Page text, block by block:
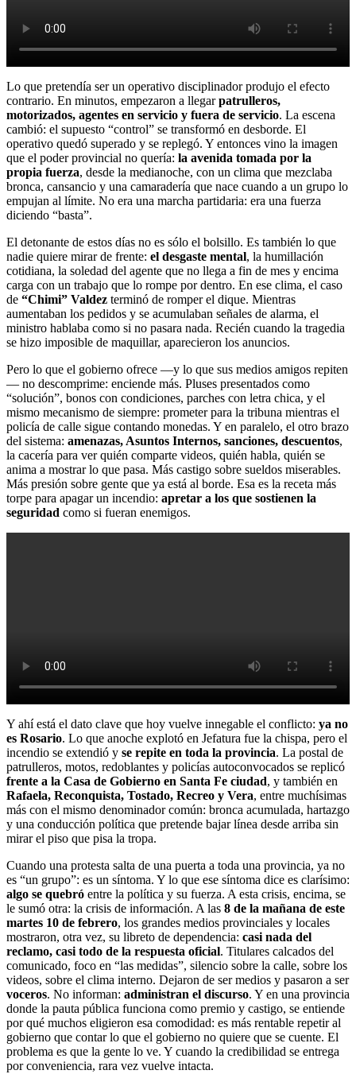
Lo que pretendía ser un operativo disciplinador produjo el efecto
contrario. En minutos, empezaron a llegarpatrulleros,
motorizados, agentes en servicio y fuera de servicio. La escena
cambió: el supuesto “control” se transformó en desborde. El
operativo quedó superado y se replegó. Y entonces vino la imagen
que el poder provincial no quería: la avenida tomada por la
propia fuerza, desde la medianoche, con un clima que mezclaba
bronca, cansancio y una camaradería que nace cuando a un grupo lo
empujan al límite. No era una marcha partidaria: era una fuerza
diciendo “basta”.
El detonante de estos días no es sólo el bolsillo. Es también lo que
nadie quiere mirar de frente: el desgaste mental, la humillación
cotidiana, la soledad del agente que no llega a fin de mes y encima
carga con un trabajo que lo rompe por dentro. En ese clima, el caso
de “Chimi” Valdez terminó de romper el dique. Mientras
aumentaban los pedidos y se acumulaban señales de alarma, el
ministro hablaba como si no pasara nada. Recién cuando la tragedia
se hizo imposible de maquillar, aparecieron los anuncios.
Pero lo que el gobierno ofrece —y lo que sus medios amigos repiten
— no descomprime: enciende más. Pluses presentados como
“solución”, bonos con condiciones, parches con letra chica, y el
mismo mecanismo de siempre: prometer para la tribuna mientras el
policía de calle sigue contando monedas. Y en paralelo, el otro brazo
del sistema: amenazas, Asuntos Internos, sanciones, descuentos,
la cacería para ver quién comparte videos, quién habla, quién se
anima a mostrar lo que pasa. Más castigo sobre sueldos miserables.
Más presión sobre gente que ya está al borde. Esa es la receta más
torpe para apagar un incendio: apretar a los que sostienen la
seguridad como si fueran enemigos.
Y ahí está el dato clave que hoy vuelve innegable el conflicto: ya no
es Rosario. Lo que anoche explotó en Jefatura fue la chispa, pero el
incendio se extendió y se repite en toda la provincia. La postal de
patrulleros, motos, redoblantes y policías autoconvocados se replicó
frente a la Casa de Gobierno en Santa Fe ciudad, y también en
Rafaela, Reconquista, Tostado, Recreo y Vera, entre muchísimas
más con el mismo denominador común: bronca acumulada, hartazgo
y una conducción política que pretende bajar línea desde arriba sin
mirar el piso que pisa la tropa.
Cuando una protesta salta de una puerta a toda una provincia, ya no
es “un grupo”: es un síntoma. Y lo que ese síntoma dice es clarísimo:
algo se quebró entre la política y su fuerza. A esta crisis, encima, se
le sumó otra: la crisis de información. A las 8 de la mañana de este
martes 10 de febrero, los grandes medios provinciales y locales
mostraron, otra vez, su libreto de dependencia: casi nada del
reclamo, casi todo de la respuesta oficial. Titulares calcados del
comunicado, foco en “las medidas”, silencio sobre la calle, sobre los
videos, sobre el clima interno. Dejaron de ser medios y pasaron a ser
voceros. No informan: administran el discurso. Y en una provincia
donde la pauta pública funciona como premio y castigo, se entiende
por qué muchos eligieron esa comodidad: es más rentable repetir al
gobierno que contar lo que el gobierno no quiere que se cuente. El
problema es que la gente lo ve. Y cuando la credibilidad se entrega
por conveniencia, rara vez vuelve intacta.